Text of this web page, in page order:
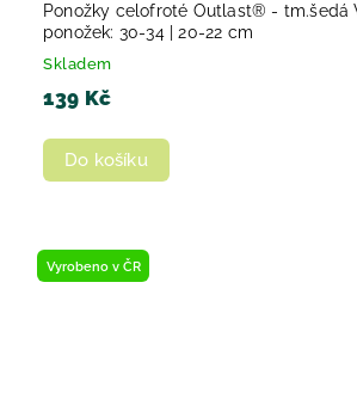
Ponožky celofroté Outlast® - tm.šedá
ponožek: 30-34 | 20-22 cm
Skladem
139 Kč
Do košíku
Vyrobeno v ČR